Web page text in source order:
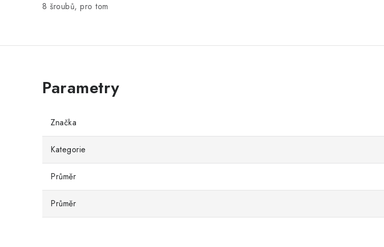
8 šroubů, pro tom
Značka
Kategorie
Průměr
Průměr